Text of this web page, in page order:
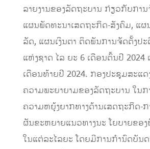
ລາຍງານຂອງລັດຖະບານ ກ່ຽວກັບກາ
ແຜນພັດທະນາເສດຖະກິດ-ສັງຄົມ, ແຜ
ລັດ, ແຜນເງິນຕາ ຕິດພັນການຈັດຕັ້ງປ
ແຫ່ງຊາດ ໄລ ຍະ 6 ເດືອນຕົ້ນປີ 2024
ເດືອນທ້າຍປີ 2024. ກອງປະຊຸມສະແ
ຄວາມພະຍາຍາມຂອງລັດຖະບານ ໃນ
ຄວາມຫຍຸ້ງຍາກທາງດ້ານເສດຖະກິດ-
ຜັນຂະຫຍາຍແນວທາງນະ ໂຍບາຍຂອ
ໃນແຕ່ລະໄລຍະ ໂດຍມີການກໍານົດບັນ